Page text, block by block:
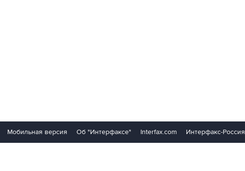
Мобильная версия Об "Интерфаксе" Interfax.com Интерфакс-Россия